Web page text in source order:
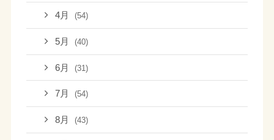
4月 (54)
5月 (40)
6月 (31)
7月 (54)
8月 (43)